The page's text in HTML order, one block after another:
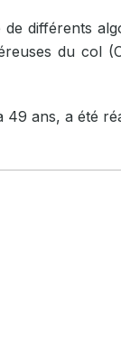
différents
du col
49 ans, a été